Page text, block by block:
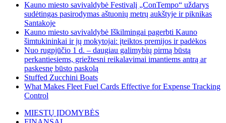
Kauno miesto savivaldybė Festivalį „ConTempo“ uždarys
sudėtingas pasirodymas aštuonių metrų aukštyje ir piknikas
Santakoje
Kauno miesto savivaldybė Iškilmingai pagerbti Kauno
šimtukininkai ir jų mokytojai: įteiktos premijos ir padėkos
Nuo rugpjūčio 1 d. – daugiau galimybių pirmą būstą
perkantiesiems, griežtesni reikalavimai imantiems antrą ar
paskesnę būsto paskolą
Stuffed Zucchini Boats
What Makes Fleet Fuel Cards Effective for Expense Tracking
Control
MIESTŲ ĮDOMYBĖS